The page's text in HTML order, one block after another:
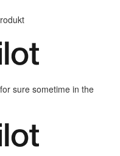
sure sometime in the